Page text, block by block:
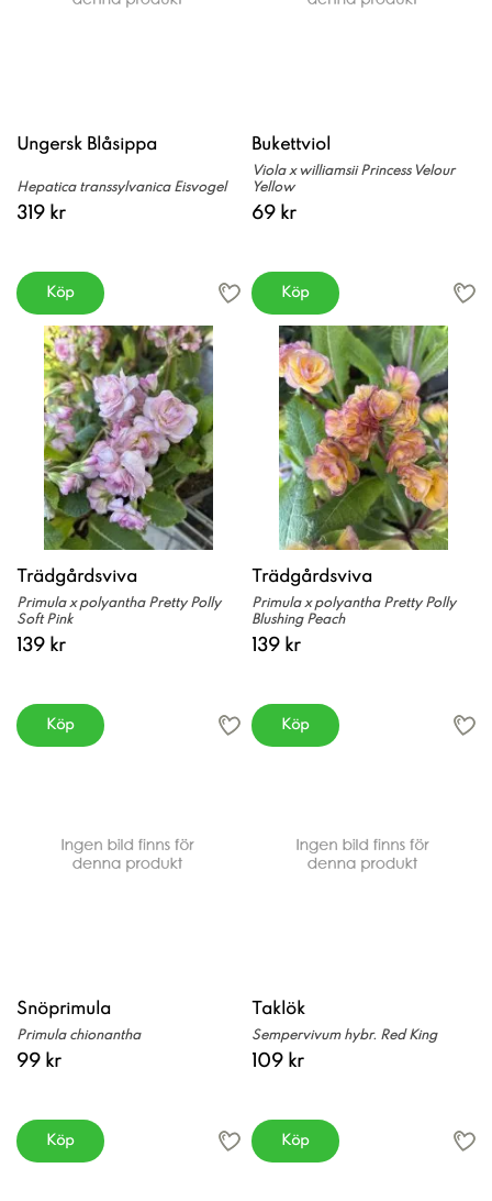
Ungersk Blåsippa
Hepatica transsylvanica Eisvogel
319 kr
Köp
Bukettviol
Viola x williamsii Princess Velour
Yellow
69 kr
Köp
Trädgårdsviva
Primula x polyantha Pretty Polly
Soft Pink
139 kr
Köp
Trädgårdsviva
Primula x polyantha Pretty Polly
Blushing Peach
139 kr
Köp
Snöprimula
Primula chionantha
99 kr
Köp
Taklök
Sempervivum hybr. Red King
109 kr
Köp